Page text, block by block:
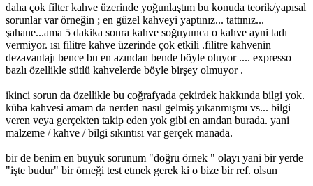
daha çok filter kahve üzerinde yoğunlaştım bu konuda teorik/yapısal
sorunlar var örneğin ; en güzel kahveyi yaptınız... tattınız...
şahane...ama 5 dakika sonra kahve soğuyunca o kahve ayni tadı
vermiyor. ısı filitre kahve üzerinde çok etkili .filitre kahvenin
dezavantajı bence bu en azından bende böyle oluyor .... expresso
bazlı özellikle sütlü kahvelerde böyle birşey olmuyor .
ikinci sorun da özellikle bu coğrafyada çekirdek hakkında bilgi yok.
küba kahvesi amam da nerden nasıl gelmiş yıkanmışmı vs... bilgi
veren veya gerçekten takip eden yok gibi en aından burada. yani
malzeme / kahve / bilgi sıkıntısı var gerçek manada.
bir de benim en buyuk sorunum "doğru örnek " olayı yani bir yerde
"işte budur" bir örneği test etmek gerek ki o bize bir ref. olsun